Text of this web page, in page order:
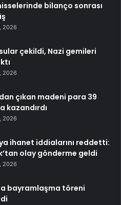
bilanço sonrası
2026
çekildi, Nazi gemileri
2026
çıkan madeni para 39
kazandırdı
2026
ihanet iddialarını reddetti:
olay gönderme geldi
2026
bayramlaşma töreni